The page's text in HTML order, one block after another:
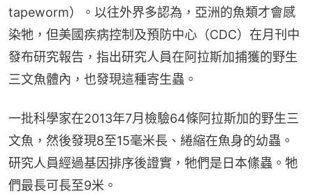
tapeworm）。以往外界多認為，亞洲的魚類才會感
染牠，但美國疾病控制及預防中心（CDC）在月刊中
發布研究報告，指出研究人員在阿拉斯加捕獲的野生
三文魚體內，也發現這種寄生蟲。
一批科學家在2013年7月檢驗64條阿拉斯加的野生三
文魚，然後發現8至15毫米長、綣縮在魚身的幼蟲。
研究人員經過基因排序後證實，牠們是日本絛蟲。牠
們最長可長至9米。